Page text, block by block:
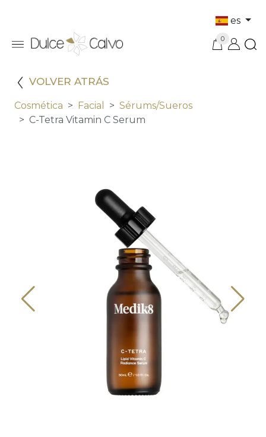
es
0
VOLVER ATRÁS
Cosmética Facial
Sérums/sueros
C-Tetra Vitamin C Serum